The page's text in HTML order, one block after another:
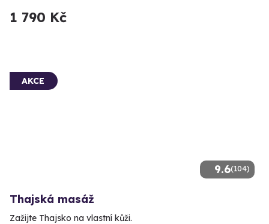
1 790 Kč
9.6(104)
AKCE
Thajská masáž
Zažijte Thajsko na vlastní kůži.